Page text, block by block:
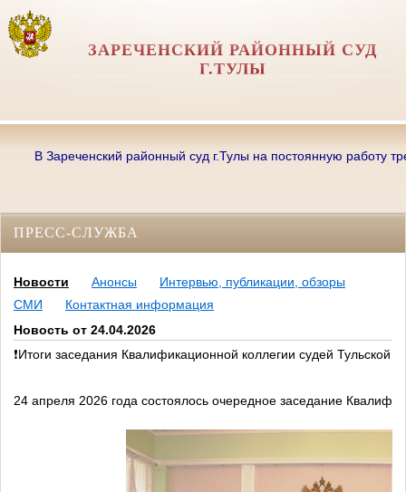
ЗАРЕЧЕНСКИЙ РАЙОННЫЙ СУД
Г.ТУЛЫ
В Зареченский районный суд г.Тулы на постоянную работу
ПРЕСС-СЛУЖБА
Новости Анонсы
Интервью, публикации, обзоры
СМИ
Контактная информация
Новость от 24.04.2026
❗Итоги заседания Квалификационной коллегии судей Тульской
24 апреля 2026 года состоялось очередное заседание